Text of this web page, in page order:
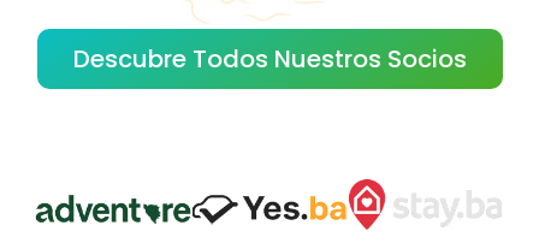
Descubre Todos Nuestros Socios